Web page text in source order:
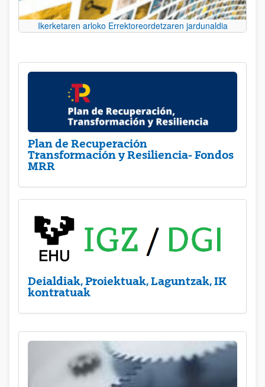
Ikerketaren arloko Errektoreordetzaren jardunaldia
Plan de Recuperación
Transformación y Resiliencia- Fondos
MRR
Deialdiak, Proiektuak, Laguntzak, IK
kontratuak